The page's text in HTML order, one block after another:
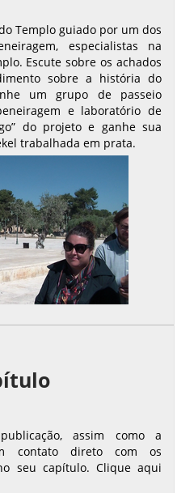
Templo guiado por um dos
especialistas na
Escute sobre os achados
sobre a história do
um grupo de passeio
e laboratório de
do projeto e ganhe sua
trabalhada em prata.
assim como a
contato direto com os
seu capítulo. Clique aqui